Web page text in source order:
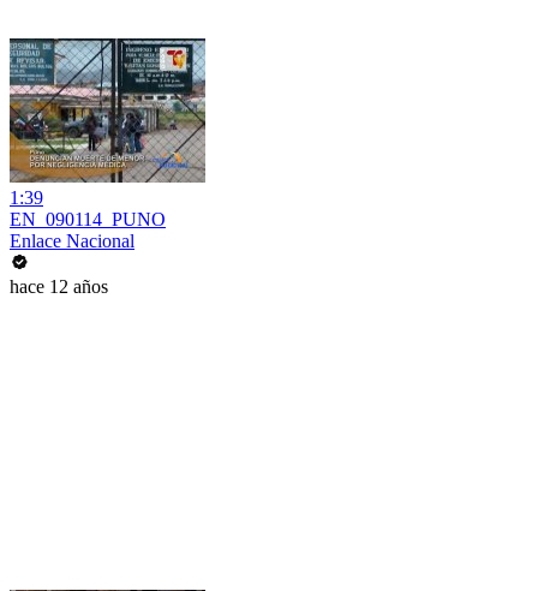
1:39
EN_090114_PUNO
Enlace Nacional
hace 12 años